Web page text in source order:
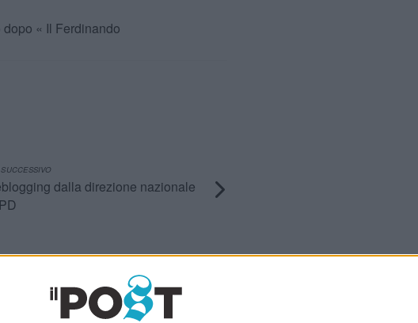
« Il Ferdinando
dalla direzione nazionale
articoli